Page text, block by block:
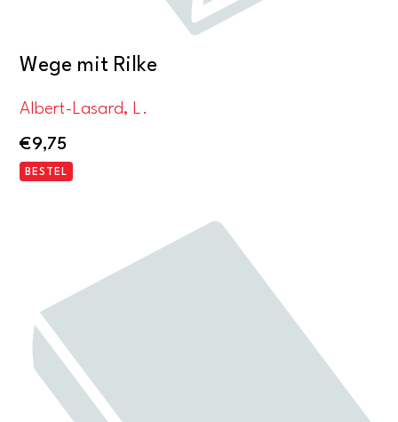
Wege mit Rilke
Albert-Lasard, L.
€9,75
BESTEL